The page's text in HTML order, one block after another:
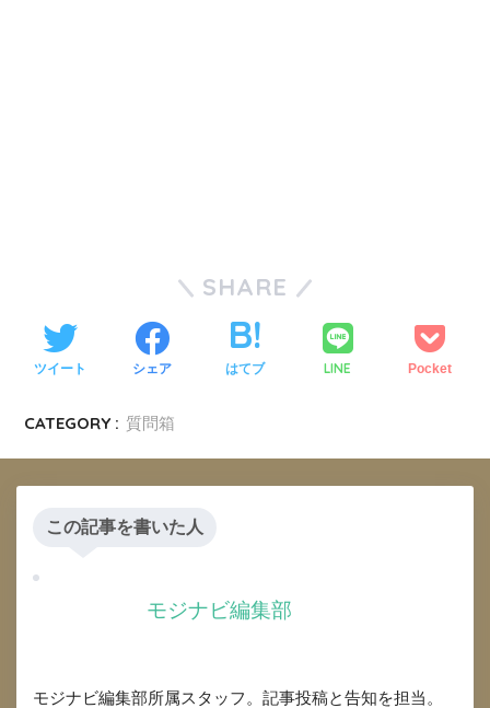
SHARE
ツイート シェア はてブ LINE Pocket
CATEGORY : 質問箱
この記事を書いた人
モジナビ編集部
モジナビ編集部所属スタッフ。記事投稿と告知を担当。